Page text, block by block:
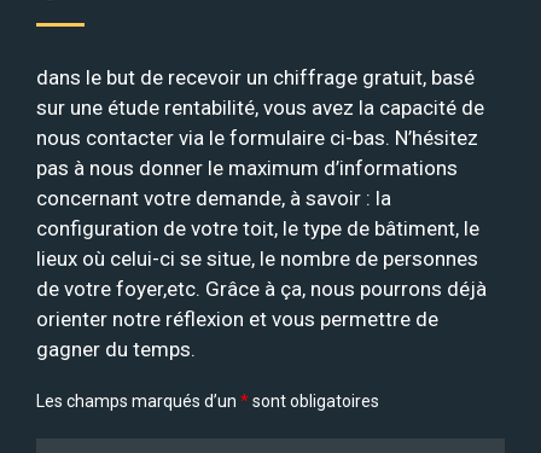
dans le but de recevoir un chiffrage gratuit, basé
sur une étude rentabilité, vous avez la capacité de
nous contacter via le formulaire ci-bas. N’hésitez
pas à nous donner le maximum d’informations
concernant votre demande, à savoir : la
configuration de votre toit, le type de bâtiment, le
lieux où celui-ci se situe, le nombre de personnes
de votre foyer,etc. Grâce à ça, nous pourrons déjà
orienter notre réflexion et vous permettre de
gagner du temps.
Les champs marqués d’un *sont obligatoires